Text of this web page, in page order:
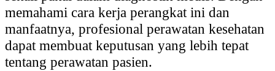
memahami cara kerja perangkat ini dan
manfaatnya, profesional perawatan kesehatan
dapat membuat keputusan yang lebih tepat
tentang perawatan pasien.